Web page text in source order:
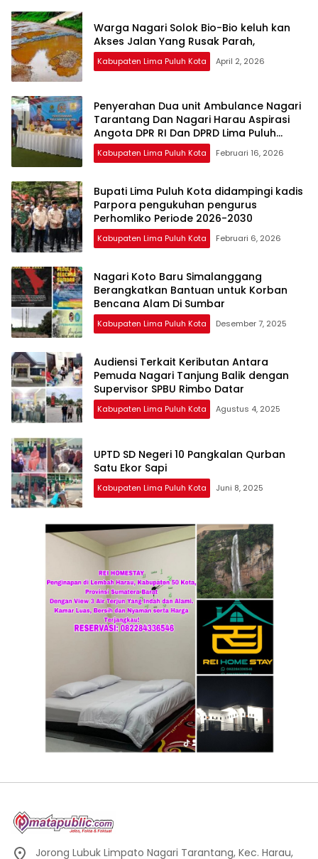
Warga Nagari Solok Bio-Bio keluh kan
Akses Jalan Yang Rusak Parah,
Kabupaten Lima Puluh Kota April 2, 2026
Penyerahan Dua unit Ambulance Nagari
Tarantang Dan Nagari Harau Aspirasi
Angota DPR RI Dan DPRD Lima Puluh
Kota.Fraksi Demokrat.
Kabupaten Lima Puluh Kota Februari 16, 2026
Bupati Lima Puluh Kota didampingi kadis
Parpora pengukuhan pengurus
Perhomliko Periode 2026-2030
Kabupaten Lima Puluh Kota Februari 6, 2026
Nagari Koto Baru Simalanggang
Berangkatkan Bantuan untuk Korban
Bencana Alam Di Sumbar
Kabupaten Lima Puluh Kota Desember 7, 2025
Audiensi Terkait Keributan Antara
Pemuda Nagari Tanjung Balik dengan
Supervisor SPBU Rimbo Datar
Kabupaten Lima Puluh Kota Agustus 4, 2025
UPTD SD Negeri 10 Pangkalan Qurban
Satu Ekor Sapi
Kabupaten Lima Puluh Kota Juni 8, 2025
Jorong Lubuk Limpato Nagari Tarantang, Kec. Harau,